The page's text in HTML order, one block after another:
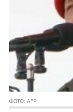
ФОТО: AFP